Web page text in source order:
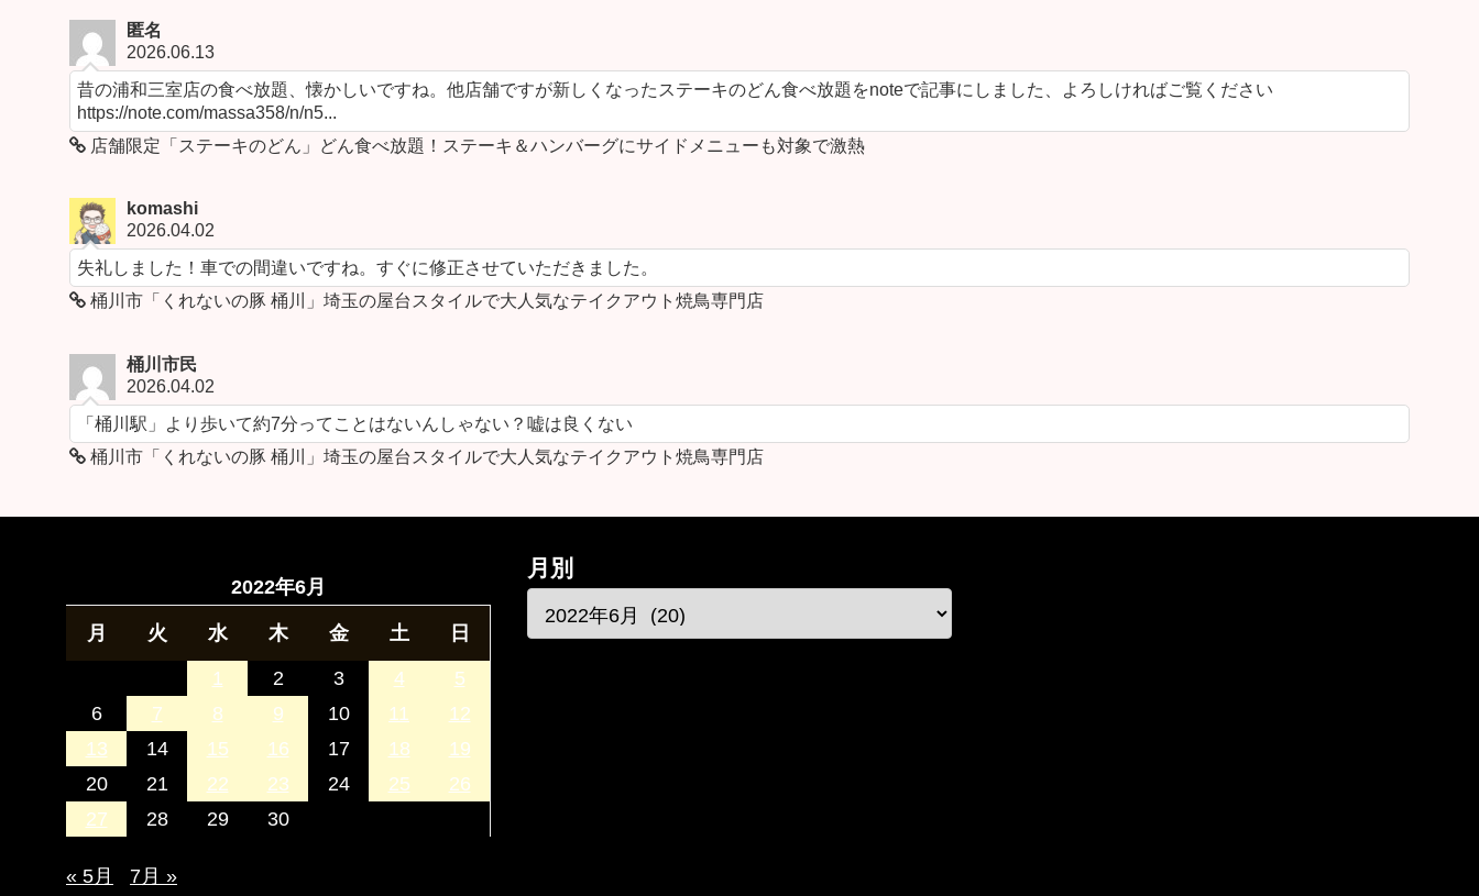
匿名
2026.06.13
昔の浦和三室店の食べ放題、懐かしいですね。他店舗ですが新しくなったステーキのどん食べ放題をnoteで記事にしました、よろしければご覧ください
https://note.com/massa358/n/n5...
店舗限定「ステーキのどん」どん食べ放題！ステーキ＆ハンバーグにサイドメニューも対象で激熱
komashi
2026.04.02
失礼しました！車での間違いですね。すぐに修正させていただきました。
桶川市「くれないの豚 桶川」埼玉の屋台スタイルで大人気なテイクアウト焼鳥専門店
桶川市民
2026.04.02
「桶川駅」より歩いて約7分ってことはないんしゃない？嘘は良くない
桶川市「くれないの豚 桶川」埼玉の屋台スタイルで大人気なテイクアウト焼鳥専門店
2022年6月
月 火 水 木 金 土 日
1 2 3 4
5
6
7 8 9 10 11
12
13
14 15 16 17 18
19
20
21 22 23 24 25
26
27
28 29 30
« 5月 7月 »
月別